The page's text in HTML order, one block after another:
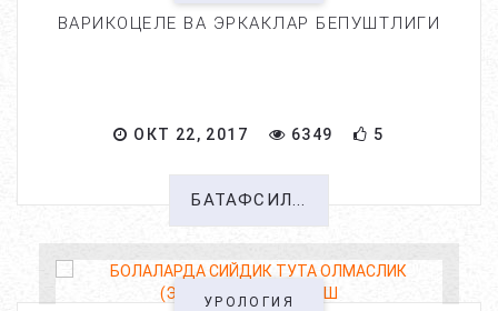
ВАРИКОЦЕЛЕ ВА ЭРКАКЛАР БЕПУШТЛИГИ
ОКТ 22, 2017 6349 5
БАТАФСИЛ...
УРОЛОГИЯ